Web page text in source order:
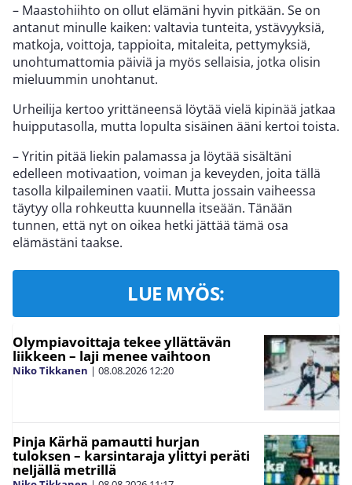
– Maastohiihto on ollut elämäni hyvin pitkään. Se on
antanut minulle kaiken: valtavia tunteita, ystävyyksiä,
matkoja, voittoja, tappioita, mitaleita, pettymyksiä,
unohtumattomia päiviä ja myös sellaisia, jotka olisin
mieluummin unohtanut.
Urheilija kertoo yrittäneensä löytää vielä kipinää jatkaa
huipputasolla, mutta lopulta sisäinen ääni kertoi toista.
– Yritin pitää liekin palamassa ja löytää sisältäni
edelleen motivaation, voiman ja keveyden, joita tällä
tasolla kilpaileminen vaatii. Mutta jossain vaiheessa
täytyy olla rohkeutta kuunnella itseään. Tänään
tunnen, että nyt on oikea hetki jättää tämä osa
elämästäni taakse.
LUE MYÖS:
Olympiavoittaja tekee yllättävän
liikkeen – laji menee vaihtoon
Niko Tikkanen | 08.08.2026 12:20
Pinja Kärhä pamautti hurjan
tuloksen – karsintaraja ylittyi peräti
neljällä metrillä